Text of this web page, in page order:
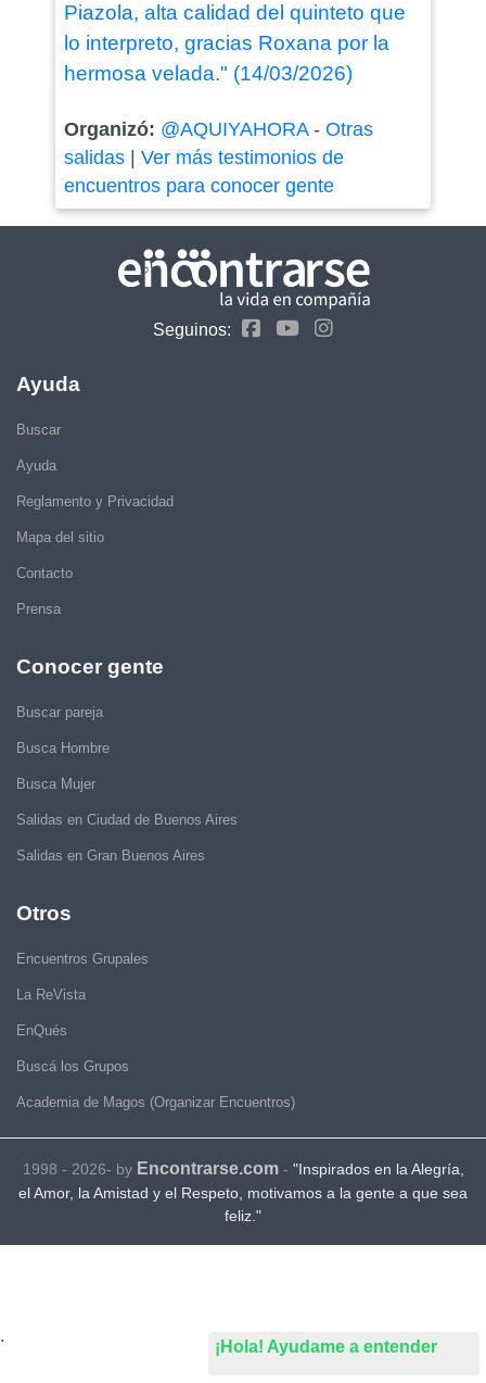
¡Hola! Ayudame a entender
Piazola, alta calidad del quinteto que
lo interpreto, gracias Roxana por la
hermosa velada." (14/03/2026)
Organizó: @AQUIYAHORA- Otras
salidas| Ver más testimonios de
encuentros para conocer gente
Seguinos:
Ayuda
Buscar
Ayuda
Reglamento y Privacidad
Mapa del sitio
Contacto
Prensa
Conocer gente
Buscar pareja
Busca Hombre
Busca Mujer
Salidas en Ciudad de Buenos Aires
Salidas en Gran Buenos Aires
Otros
Encuentros Grupales
La ReVista
EnQués
Buscá los Grupos
Academia de Magos (Organizar Encuentros)
1998 - 2026- by Encontrarse.com- "Inspirados en la Alegría,
el Amor, la Amistad y el Respeto, motivamos a la gente a que sea
feliz."
.